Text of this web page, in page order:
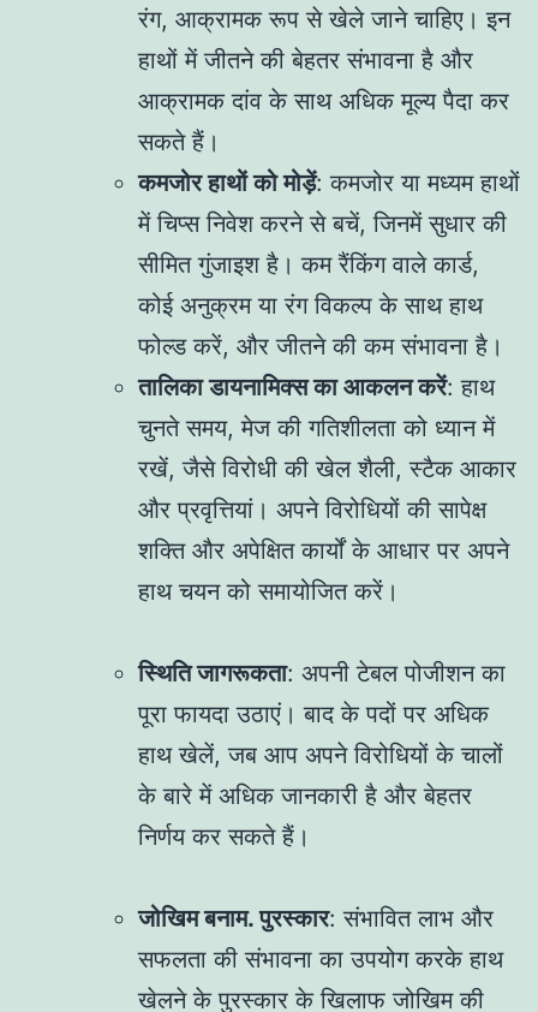
रंग, आक्रामक रूप से खेले जाने चाहिए। इन
हाथों में जीतने की बेहतर संभावना है और
आक्रामक दांव के साथ अधिक मूल्य पैदा कर
सकते हैं।
कमजोर हाथों को मोड़ें: कमजोर या मध्यम हाथों
में चिप्स निवेश करने से बचें, जिनमें सुधार की
सीमित गुंजाइश है। कम रैंकिंग वाले कार्ड,
कोई अनुक्रम या रंग विकल्प के साथ हाथ
फोल्ड करें, और जीतने की कम संभावना है।
तालिका डायनामिक्स का आकलन करें: हाथ
चुनते समय, मेज की गतिशीलता को ध्यान में
रखें, जैसे विरोधी की खेल शैली, स्टैक आकार
और प्रवृत्तियां। अपने विरोधियों की सापेक्ष
शक्ति और अपेक्षित कार्यों के आधार पर अपने
हाथ चयन को समायोजित करें।
स्थिति जागरूकता: अपनी टेबल पोजीशन का
पूरा फायदा उठाएं। बाद के पदों पर अधिक
हाथ खेलें, जब आप अपने विरोधियों के चालों
के बारे में अधिक जानकारी है और बेहतर
निर्णय कर सकते हैं।
जोखिम बनाम. पुरस्कार: संभावित लाभ और
सफलता की संभावना का उपयोग करके हाथ
खेलने के पुरस्कार के खिलाफ जोखिम की